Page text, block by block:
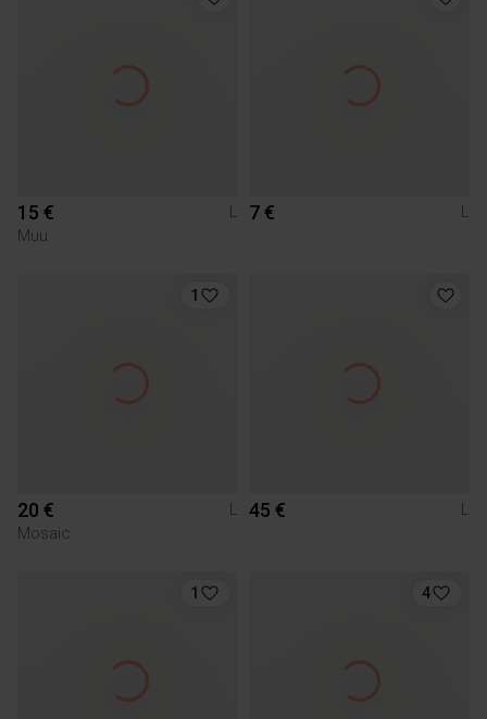
15 €
L
Muu
7 € L
1
20 €
L
Mosaic
45 € L
1 4